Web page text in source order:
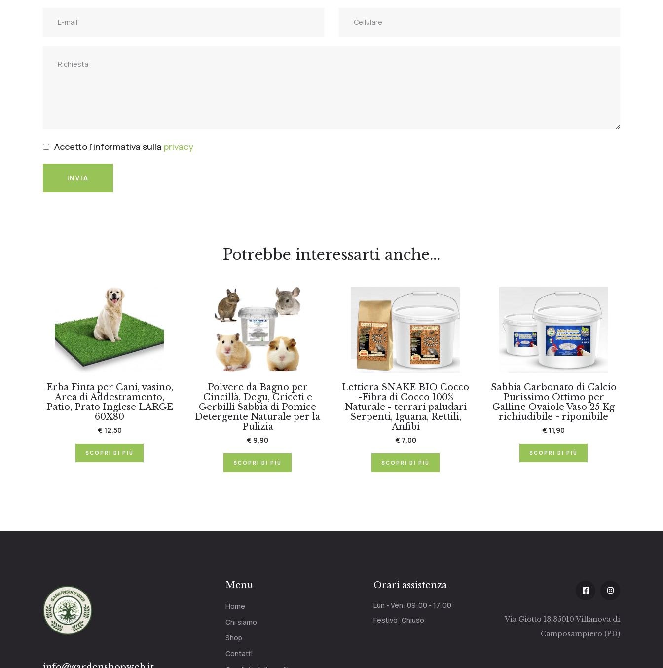
Accetto l'informativa sulla privacy
INVIA
Potrebbe interessarti anche...
Erba Finta per Cani, vasino,
Area di Addestramento,
Patio, Prato Inglese LARGE
60X80
€ 12,50
SCOPRI DI PIÙ
Polvere da Bagno per
Cincillà, Degu, Criceti e
Gerbilli Sabbia di Pomice
Detergente Naturale per la
Pulizia
€ 9,90
SCOPRI DI PIÙ
Lettiera SNAKE BIO Cocco
-Fibra di Cocco 100%
Naturale - terrari paludari
Serpenti, Iguana, Rettili,
Anfibi
€ 7,00
SCOPRI DI PIÙ
Sabbia Carbonato di Calcio
Purissimo Ottimo per
Galline Ovaiole Vaso 25 Kg
richiudibile - riponibile
€ 11,90
SCOPRI DI PIÙ
Menu
Home
Chi siamo
Shop
Contatti
Orari assistenza
Lun - Ven: 09:00 - 17:00
Festivo: Chiuso
Via Giotto 13 35010 Villanova di
Camposampiero (PD)